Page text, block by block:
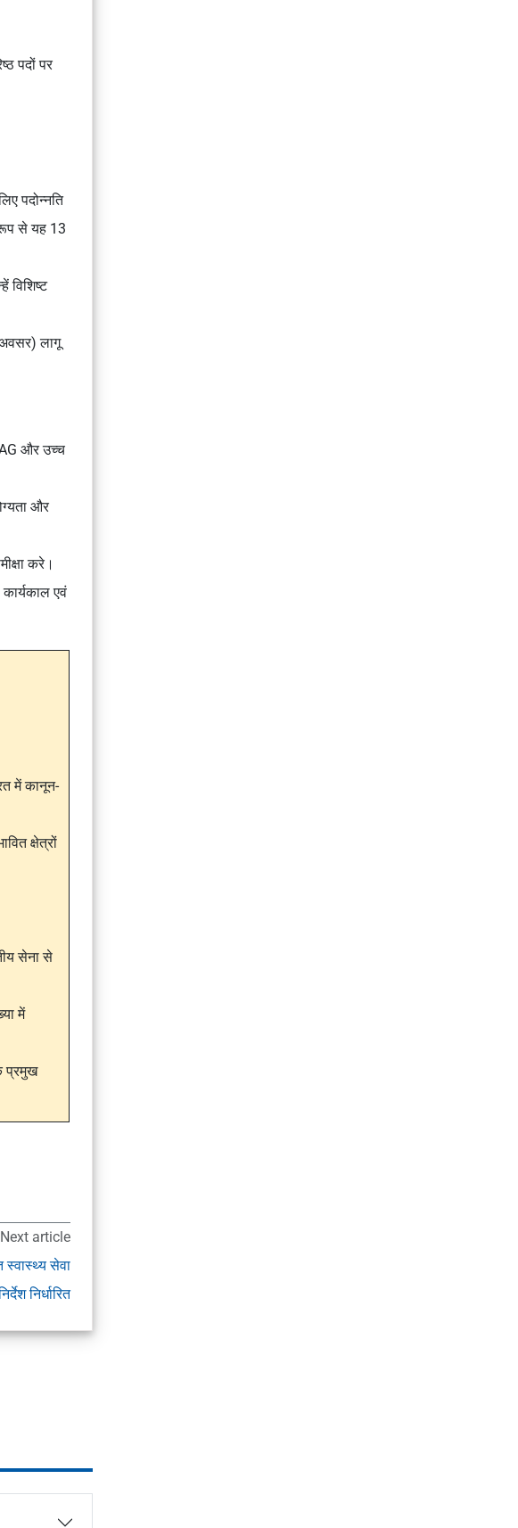
पदों पर
पदोन्नति
से यह 13
विशिष्ट
लागू
और उच्च
और
करे।
एवं
में कानून-
क्षेत्रों
सेना से
में
प्रमुख
Next article
स्वास्थ्य सेवा
निर्धारित